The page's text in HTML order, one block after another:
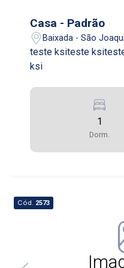
Casa - Padrão
Baixada - São
teste ksiteste
ksi
1
Dorm.
Cód. 2573